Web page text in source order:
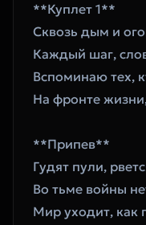
**Куплет 1**
Сквозь дым и
Каждый шаг,
Вспоминаю тех,
На фронте
**Припев**
Гудят пули,
Во тьме войны
Мир уходит, как